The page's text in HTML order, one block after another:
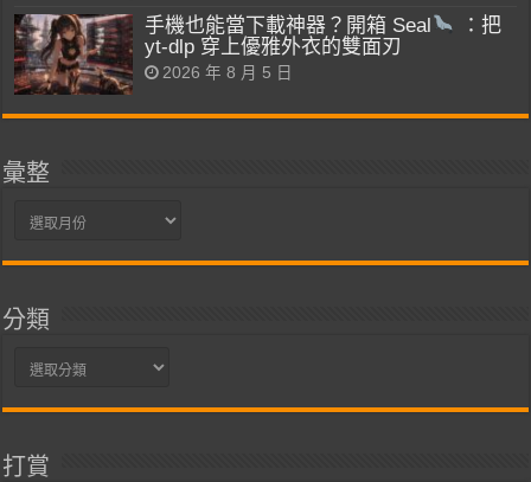
手機也能當下載神器？開箱 Seal
：把
yt-dlp 穿上優雅外衣的雙面刃
2026 年 8 月 5 日
彙整
彙
分類
分
打賞